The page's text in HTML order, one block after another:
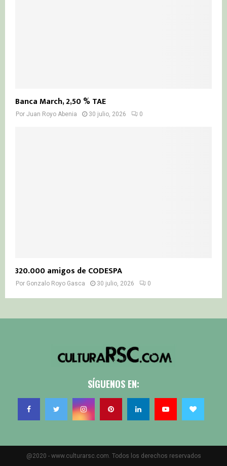
Banca March, 2,50 % TAE
Por Juan Royo Abenia 30 julio, 2026 0
320.000 amigos de CODESPA
Por Gonzalo Royo Gasca 30 julio, 2026 0
SÍGUENOS EN:
@2020 - www.culturarsc.com. Todos los derechos reservados